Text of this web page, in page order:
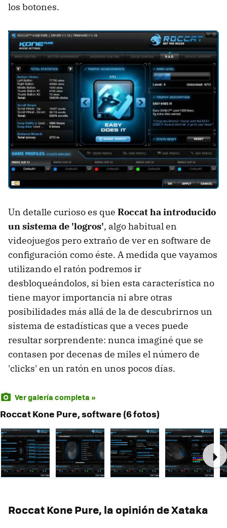
los botones.
Un detalle curioso es que Roccat ha introducido
un sistema de 'logros', algo habitual en
videojuegos pero extraño de ver en software de
configuración como éste. A medida que vayamos
utilizando el ratón podremos ir
desbloqueándolos, si bien esta característica no
tiene mayor importancia ni abre otras
posibilidades más allá de la de descubrirnos un
sistema de estadísticas que a veces puede
resultar sorprendente: nunca imaginé que se
contasen por decenas de miles el número de
'clicks' en un ratón en unos pocos días.
Ver galería completa »
Roccat Kone Pure, software (6 fotos)
Roccat Kone Pure, la opinión de Xataka